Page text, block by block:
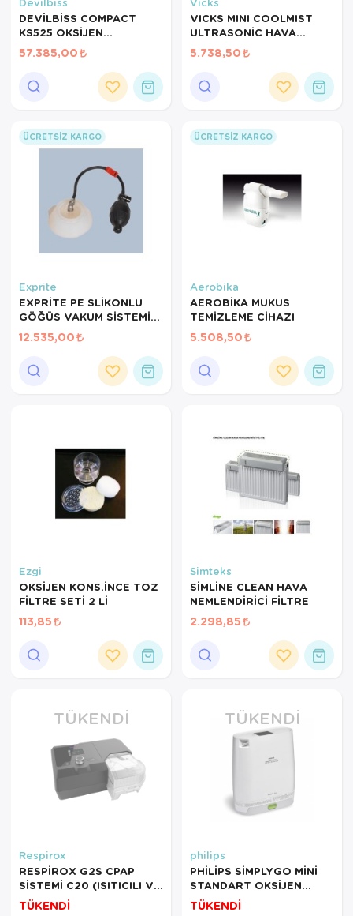
Tansiyon
Tansiyon
Tıbbi Cihazlar
Hasta Bakım Ürünleri
Hasta Bakım Ürünleri
Hava nemlendirici
Isıtıcı Battaniye
KIzilotesi isik
Kişisel Bakım ve Sağlık
Kişisel Bakım ve Sağlık
Ortopedi Ürünleri
Ortopedi Ürünleri
Ortopedi Ürünleri
Ortopedi Ürünleri
Ortopedi Ürünleri
Sarf Malzemeleri
Yara Bakım Ürünleri
DEVİLBİSS COMPACT
KS525 OKSİJEN
KONSANTRATÖRÜ
DEVILBISS
57.385,00
VICKS MINI COOLMIST
ULTRASONİC HAVA
NEMLENDİRİCİ VUL525E4
5.738,50
ÜCRETSIZ KARGO
Exprite
EXPRİTE PE SLİKONLU
GÖĞÜS VAKUM SİSTEMİ
KADIN KELEBEK MODEL
KUNDURACI GÖĞÜS İÇİN
12.535,00
ÜCRETSIZ KARGO
Aerobika
AEROBİKA MUKUS
TEMİZLEME CİHAZI
5.508,50
Ezgi
OKSİJEN KONS.İNCE TOZ
FİLTRE SETİ 2 Lİ
113,85
Simteks
SİMLİNE CLEAN HAVA
NEMLENDİRİCİ FİLTRE
2.298,85
TÜKENDI
Respirox
RESPİROX G2S CPAP
SİSTEMİ C20 (ISITICILI VE
NEMLENDİRİCİLİ)
TÜKENDİ
TÜKENDI
philips
PHİLİPS SİMPLYGO MİNİ
STANDART OKSİJEN
KONSANTRATÖRÜ
TÜKENDİ